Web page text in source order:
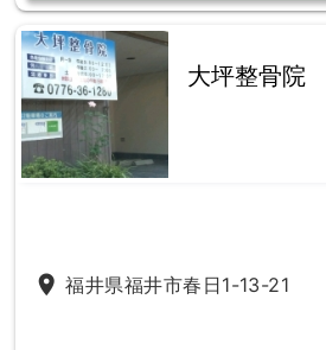
大坪整骨院
place 福井県福井市春日1-13-21